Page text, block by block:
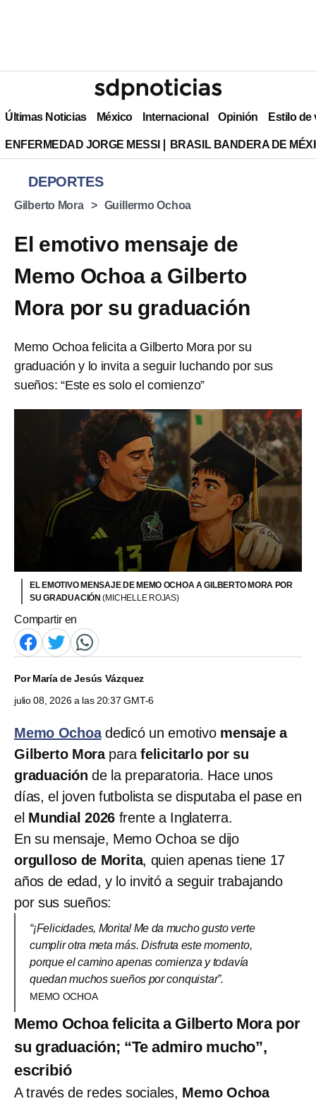
Últimas Noticias México Internacional Opinión Estilo de
ENFERMEDAD JORGE MESSI BRASIL BANDERA DE
DEPORTES
⁠Gilberto Mora Guillermo Ochoa
El emotivo mensaje de
Memo Ochoa a Gilberto
Mora por su graduación
Memo Ochoa felicita a Gilberto Mora por su
graduación y lo invita a seguir luchando por sus
sueños: “Este es solo el comienzo”
EL EMOTIVO MENSAJE DE MEMO OCHOA A GILBERTO MORA POR
SU GRADUACIÓN(MICHELLE ROJAS)
Compartir en
PorMaría de Jesús Vázquez
julio 08, 2026 a las 20:37 GMT-6
Memo Ochoadedicó un emotivo mensaje a
Gilberto Moraparafelicitarlo por su
graduación de la preparatoria. Hace unos
días, el joven futbolista se disputaba el pase en
el Mundial 2026 frente a Inglaterra.
En su mensaje, Memo Ochoa se dijo
orgulloso de Morita, quien apenas tiene 17
años de edad, y lo invitó a seguir trabajando
por sus sueños:
“¡Felicidades, Morita! Me da mucho gusto verte
cumplir otra meta más. Disfruta este momento,
porque el camino apenas comienza y todavía
quedan muchos sueños por conquistar”.
MEMO OCHOA
Memo Ochoa felicita a Gilberto Mora por
su graduación; “Te admiro mucho”,
escribió
A través de redes sociales, Memo Ochoa